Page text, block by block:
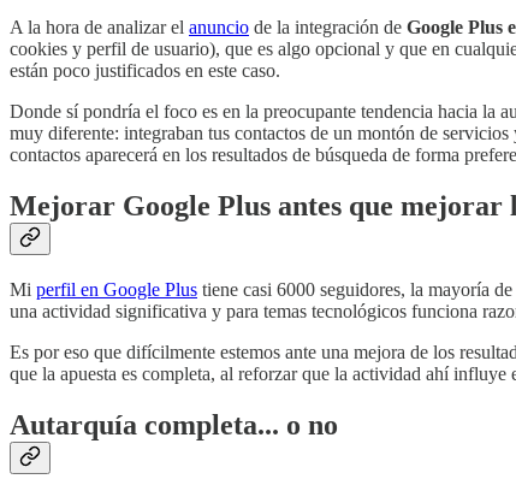
A la hora de analizar el anuncio de la integración de Google Plus
cookies y perfil de usuario), que es algo opcional y que en
están poco justificados en este caso.
Donde sí pondría el foco es en la preocupante tendencia hacia la
muy diferente: integraban tus contactos de un montón de
contactos aparecerá en los resultados de búsqueda de forma
Mejorar Google Plus antes que mejorar
Mi perfil en Google Plus tiene casi 6000 seguidores, la mayoría
una actividad significativa y para temas tecnológicos funciona
Es por eso que difícilmente estemos ante una mejora de los
que la apuesta es completa, al reforzar que la actividad ahí
Autarquía completa... o no